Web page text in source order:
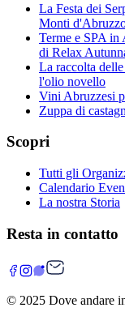
La Festa dei
Monti
Terme e SPA in
di Relax
La raccolta
l'olio novello
Vini Abruzzesi
Zuppa di
Scopri
Tutti gli
Calendario
La nostra Storia
Resta in contatto
© 2025 Dove andare